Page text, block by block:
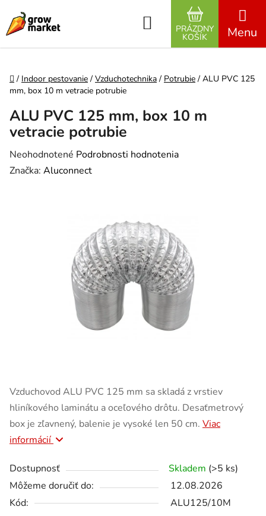
Hľadať
NÁKUPNÝ
PRÁZDNY
KOŠÍK
Domov
/ Indoor pestovanie / Vzduchotechnika / Potrubie / ALU PVC 125
mm, box 10 m vetracie potrubie
Vzduchovod ALU PVC 125 mm sa skladá z vrstiev
hliníkového laminátu a oceľového drôtu. Desaťmetrový
box je zľavnený, balenie je vysoké len 50 cm. Viac
informácií
Dostupnosť Skladem (>5 ks)
Môžeme doručiť do:
12.08.2026
Kód:
ALU125/10M
ALU PVC 125 mm, box 10 m
vetracie potrubie
Priemerné hodnotenie produktu je 0,0 z 5 hviezdičiek.
Neohodnotené Podrobnosti hodnotenia
Značka: Aluconnect